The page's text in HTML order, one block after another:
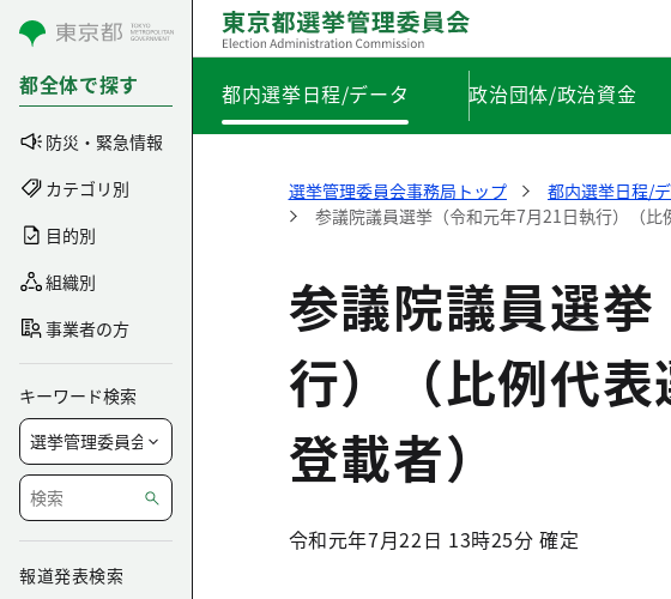
コンテンツにスキップ
都全体で探す
防災・緊急情報
カテゴリ別
目的別
組織別
事業者の方
キーワード検索
報道発表検索
都内選挙日程/データ 政治団体/政治資金
選挙管理委員会事務局トップ 都内選挙日程/
参議院議員選挙（令和元年7月21日執行）（比
参議院議員選
行）（比例代
登載者）
令和元年7月22日 13時25分 確定